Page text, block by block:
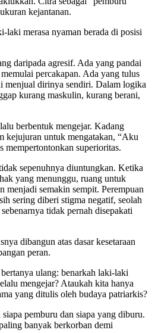
kejantanan.
laki merasa nyaman berada di posisi
daripada agresif. Ada yang pandai
percakapan. Ada yang tulus
menjual dirinya sendiri. Dalam logika
kurang maskulin, kurang berani,
berbentuk mengejar. Kadang
kejujuran untuk mengatakan, “Aku
mempertontonkan superioritas.
sepenuhnya diuntungkan. Ketika
yang menunggu, ruang untuk
menjadi semakin sempit. Perempuan
sering diberi stigma negatif, seolah
tidak pernah disepakati
dibangun atas dasar kesetaraan
peran.
ulang: benarkah laki-laki
mengejar? Ataukah kita hanya
yang ditulis oleh budaya patriarkis?
pemburu dan siapa yang diburu.
banyak berkorban demi